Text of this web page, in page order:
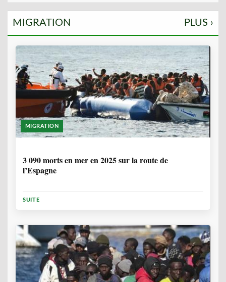
MIGRATION PLUS ›
MIGRATION
3 090 morts en mer en 2025 sur la route de
l’Espagne
SUITE